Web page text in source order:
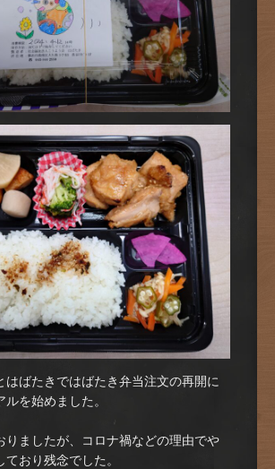
はばたきではばたき弁当注文の再開に
を始めました。
りましたが、コロナ禍などの理由でや
ており残念でした。